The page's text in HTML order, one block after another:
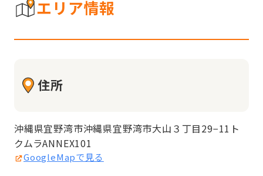
エリア情報
住所
沖縄県宜野湾市沖縄県宜野湾市大山３丁目29−11ト
クムラANNEX101
GoogleMapで見る